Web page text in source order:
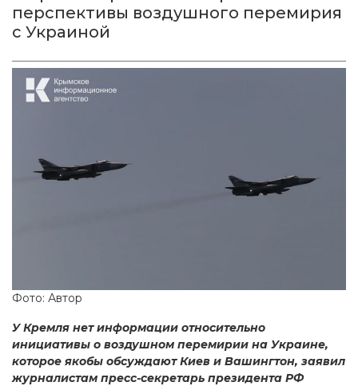
перспективы воздушного перемирия
с Украиной
Фото: Автор
У Кремля нет информации относительно
инициативы о воздушном перемирии на Украине,
которое якобы обсуждают Киев и Вашингтон, заявил
журналистам пресс-секретарь президента РФ